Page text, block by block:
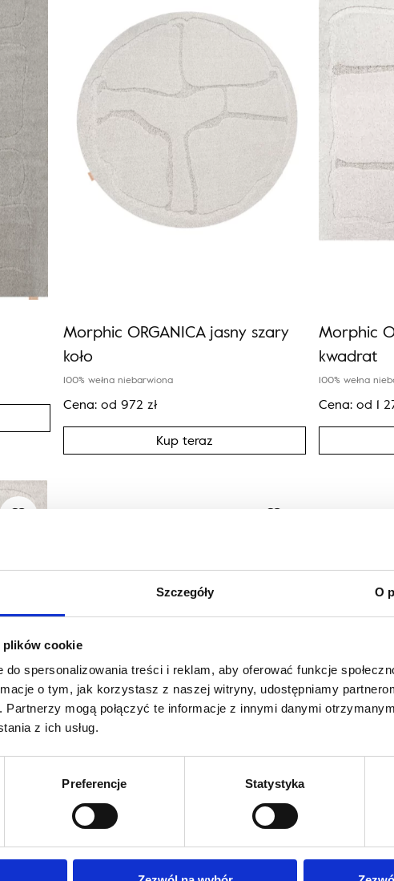
Szczegóły O
plików cookie
spersonalizowania treści i reklam, aby oferować funkcje
o tym, jak korzystasz z naszej witryny, udostępniamy
mogą połączyć te informacje z innymi danymi
z ich usług.
Preferencje Statystyka
Morphic ORGANICA jasny szary
koło
100% wełna niebarwiona
Cena: od 972 zł
Kup teraz
Morphic
kwadrat
100% wełna
Cena: od 1
Morphic ORGANICA szary koło
Morphic